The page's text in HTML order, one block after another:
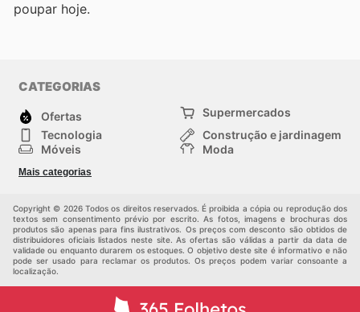
poupar hoje.
CATEGORIAS
Ofertas
Supermercados
Tecnologia
Construção e jardinagem
Móveis
Moda
Crianças
Mais categorias
Copyright © 2026 Todos os direitos reservados. É proibida a cópia ou reprodução dos
textos sem consentimento prévio por escrito. As fotos, imagens e brochuras dos
produtos são apenas para fins ilustrativos. Os preços com desconto são obtidos de
distribuidores oficiais listados neste site. As ofertas são válidas a partir da data de
validade ou enquanto durarem os estoques. O objetivo deste site é informativo e não
pode ser usado para reclamar os produtos. Os preços podem variar consoante a
localização.